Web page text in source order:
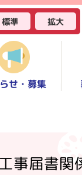
標準 拡大
せ・募集
事届書関